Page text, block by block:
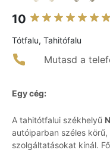
10
Tótfalu, Tahitófalu
Mutasd a
Egy cég:
A tahitótfalui székhelyű
autóiparban széles
szolgáltatásokat kínál.